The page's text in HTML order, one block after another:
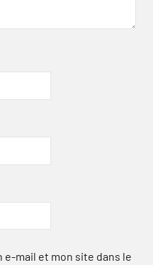
mail et mon site dans le